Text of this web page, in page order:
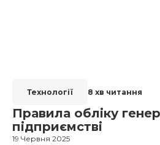
Технології 8 хв читання
Правила обліку